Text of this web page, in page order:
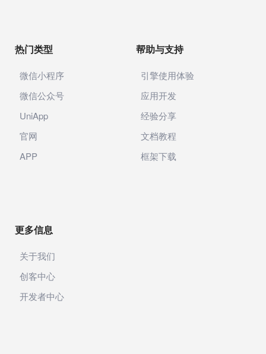
热门类型
微信小程序
微信公众号
UniApp
官网
APP
帮助与支持
引擎使用体验
应用开发
经验分享
文档教程
框架下载
更多信息
关于我们
创客中心
开发者中心